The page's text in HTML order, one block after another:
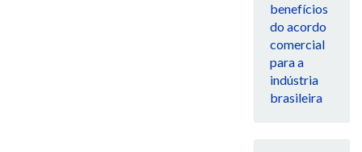
benefícios
do acordo
comercial
para a
indústria
brasileira